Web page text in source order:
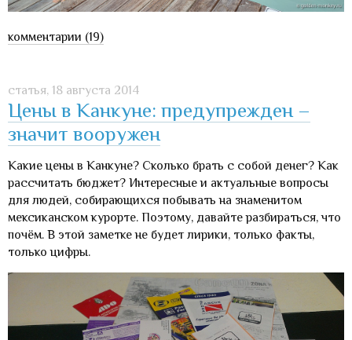
комментарии (19)
статья, 18 августа 2014
Цены в Канкуне: предупрежден –
значит вооружен
Какие цены в Канкуне? Сколько брать с собой денег? Как
рассчитать бюджет? Интересные и актуальные вопросы
для людей, собирающихся побывать на знаменитом
мексиканском курорте. Поэтому, давайте разбираться, что
почём. В этой заметке не будет лирики, только факты,
только цифры.